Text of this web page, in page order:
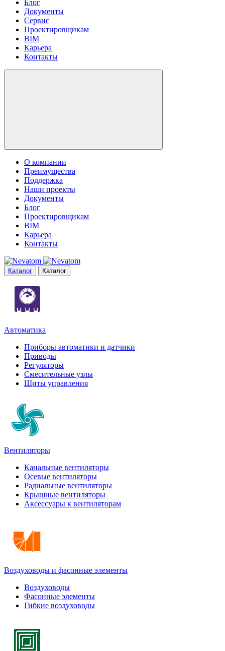
Блог
Документы
Сервис
Проектировщикам
BIM
Карьера
Контакты
О компании
Преимущества
Поддержка
Наши проекты
Документы
Блог
Проектировщикам
BIM
Карьера
Контакты
Каталог Каталог
Автоматика
Приборы автоматики и датчики
Приводы
Регуляторы
Смесительные узлы
Щиты управления
Вентиляторы
Канальные вентиляторы
Осевые вентиляторы
Радиальные вентиляторы
Крышные вентиляторы
Аксессуары к вентиляторам
Воздуховоды и фасонные элементы
Воздуховоды
Фасонные элементы
Гибкие воздуховоды